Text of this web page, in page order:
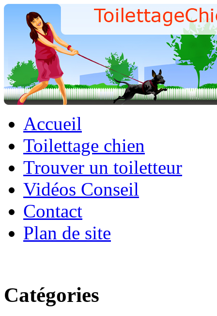
Accueil
Toilettage chien
Trouver un toiletteur
Vidéos Conseil
Contact
Plan de site
Catégories